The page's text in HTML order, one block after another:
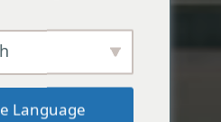
Language